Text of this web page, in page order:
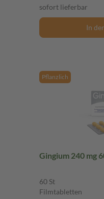
sofort lieferbar
In
Pflanzlich
60 St
Filmtabletten